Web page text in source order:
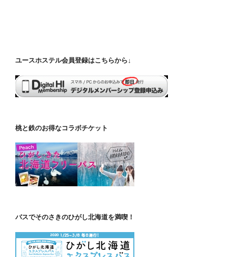
ユースホステル会員登録はこちらから↓
桃と鉄のお得なコラボチケット
バスでそのさきのひがし北海道を満喫！